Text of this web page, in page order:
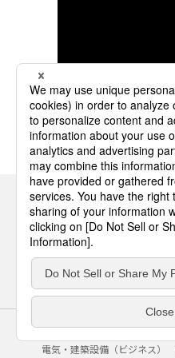
サイトのご利用にあたって
電気・建築設備（ビジネス）